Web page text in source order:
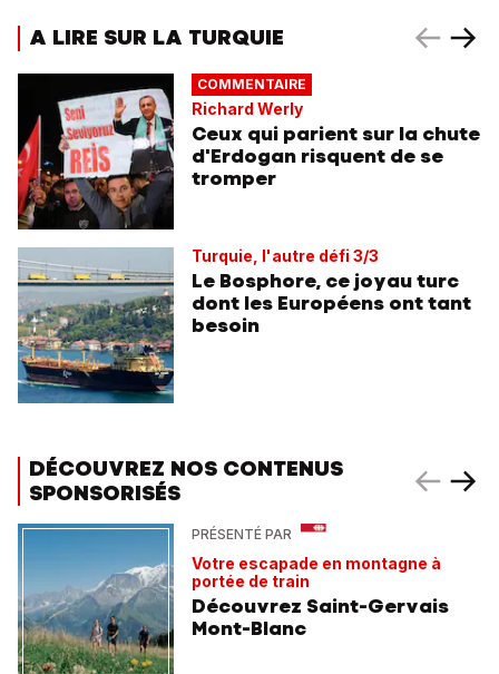
A LIRE SUR LA TURQUIE
COMMENTAIRE
Richard Werly
Ceux qui parient sur la chute
d'Erdogan risquent de se
tromper
Turquie, l'autre défi 3/3
Le Bosphore, ce joyau turc
dont les Européens ont tant
besoin
DÉCOUVREZ NOS CONTENUS
SPONSORISÉS
PRÉSENTÉ PAR
Votre escapade en montagne à
portée de train
Découvrez Saint-Gervais
Mont-Blanc